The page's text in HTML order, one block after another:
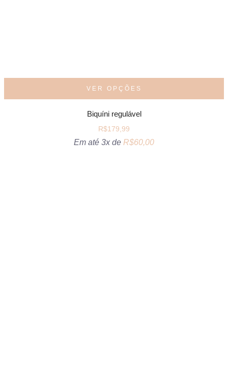
VER OPÇÕES
Biquíni regulável
R$179,99
Em até 3x de R$60,00